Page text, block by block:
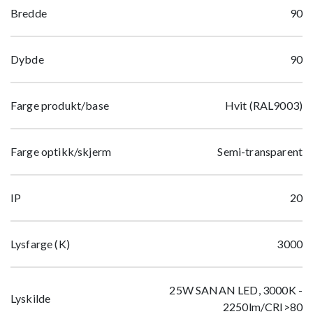
Bredde 90
Dybde 90
Farge produkt/base Hvit (RAL9003)
Farge optikk/skjerm Semi-transparent
IP 20
Lysfarge (K) 3000
Lyskilde
25W SANAN LED, 3000K -
2250lm/CRI>80